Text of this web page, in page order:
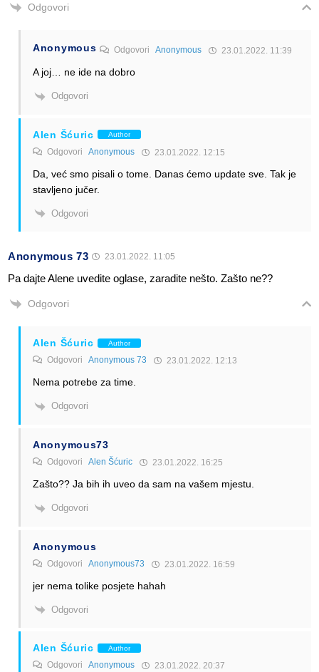
Odgovori
Anonymous OdgovoriAnonymous 23.01.2022. 11:39
A joj… ne ide na dobro
Odgovori
Alen Šćuric Author
Odgovori Anonymous 23.01.2022. 12:15
Da, već smo pisali o tome. Danas ćemo update sve. Tak je
stavljeno jučer.
Odgovori
Anonymous 73 23.01.2022. 11:05
Pa dajte Alene uvedite oglase, zaradite nešto. Zašto ne??
Odgovori
Alen Šćuric Author
Odgovori Anonymous 73 23.01.2022. 12:13
Nema potrebe za time.
Odgovori
Anonymous73
Odgovori Alen Šćuric 23.01.2022. 16:25
Zašto?? Ja bih ih uveo da sam na vašem mjestu.
Odgovori
Anonymous
Odgovori Anonymous73 23.01.2022. 16:59
jer nema tolike posjete hahah
Odgovori
Alen Šćuric Author
Odgovori Anonymous 23.01.2022. 20:37